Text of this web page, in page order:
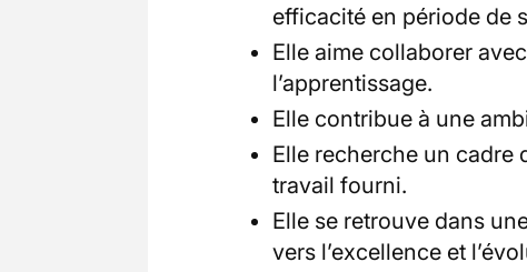
efficacité en période de
Elle aime collaborer
l’apprentissage.
Elle contribue à une
Elle recherche un cadre
travail fourni.
Elle se retrouve dans
vers l’excellence et